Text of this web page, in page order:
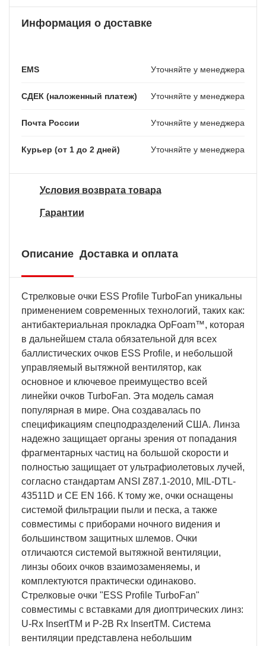
Информация о доставке
EMS Уточняйте у менеджера
СДЕК (наложенный платеж) Уточняйте у менеджера
Почта России Уточняйте у менеджера
Курьер (от 1 до 2 дней) Уточняйте у менеджера
Условия возврата товара
Гарантии
Описание Доставка и оплата
Стрелковые очки ESS Profile TurboFan уникальны
применением современных технологий, таких как:
антибактериальная прокладка OpFoam™, которая
в дальнейшем стала обязательной для всех
баллистических очков ESS Profile, и небольшой
управляемый вытяжной вентилятор, как
основное и ключевое преимущество всей
линейки очков TurboFan. Эта модель самая
популярная в мире. Она создавалась по
спецификациям спецподразделений США. Линза
надежно защищает органы зрения от попадания
фрагментарных частиц на большой скорости и
полностью защищает от ультрафиолетовых лучей,
согласно стандартам ANSI Z87.1-2010, MIL-DTL-
43511D и CE EN 166. К тому же, очки оснащены
системой фильтрации пыли и песка, а также
совместимы с приборами ночного видения и
большинством защитных шлемов. Очки
отличаются системой вытяжной вентиляции,
линзы обоих очков взаимозаменяемы, и
комплектуются практически одинаково.
Стрелковые очки "ESS Profile TurboFan"
совместимы с вставками для диоптрических линз:
U-Rx InsertTM и P-2B Rx InsertTM. Система
вентиляции представлена небольшим